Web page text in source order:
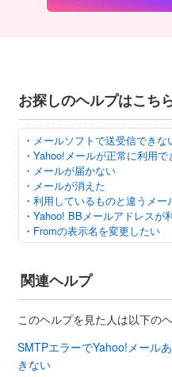
お探しのヘルプはこち
・ メールソフトで送受信できな
・ Yahoo!メールが正常に利用で
・ メールが届かない
・ メールが消えた
・ 利用しているものと違うメー
・ Yahoo! BBメールアドレスが
・ Fromの表示名を変更したい
関連ヘルプ
このヘルプを見た人は以下の
SMTPエラーでYahoo!メール
きない